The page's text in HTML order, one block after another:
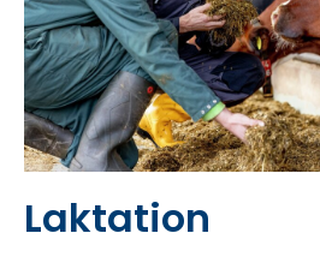
Laktation